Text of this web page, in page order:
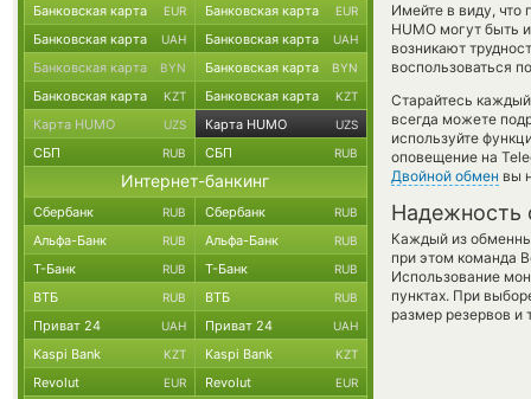
Имейте в виду, что
HUMO могут быть
возникают
воспользоваться
Старайтесь
всегда можете
используйте
оповещение на
Двойной обмен вы
Надежность
Каждый из
при этом команда
Использование
пунктах. При
размер резервов и
Банковская карта EUR Банковская карта EUR
Банковская карта UAH Банковская карта UAH
Банковская карта BYN Банковская карта BYN
Банковская карта KZT Банковская карта KZT
Карта HUMO UZS Карта HUMO UZS
СБП RUB СБП RUB
Интернет-банкинг
Сбербанк RUB Сбербанк RUB
Альфа-Банк RUB Альфа-Банк RUB
Т-Банк RUB Т-Банк RUB
ВТБ RUB ВТБ RUB
Приват 24 UAH Приват 24 UAH
Kaspi Bank KZT Kaspi Bank KZT
Revolut EUR Revolut EUR